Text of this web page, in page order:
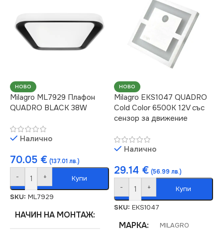
НОВО
Milagro ML7929 Плафон
QUADRO BLACK 38W
Налично
70.05 € (137.01 лв.)
- + Купи
SKU: ML7929
НАЧИН НА МОНТАЖ
НОВО
Milagro EKS1047 QUADRO
Cold Color 6500K 12V със
сензор за движение
Налично
29.14 € (56.99 лв.)
- + Купи
SKU: EKS1047
МАРКА MILAGRO